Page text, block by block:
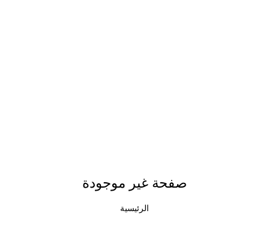
صفحة غير موجودة
الرئيسية